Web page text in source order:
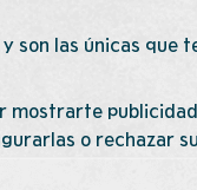
son las únicas que
mostrarte
o rechazar